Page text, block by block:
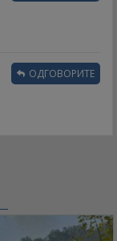
ОДГОВОРИТЕ